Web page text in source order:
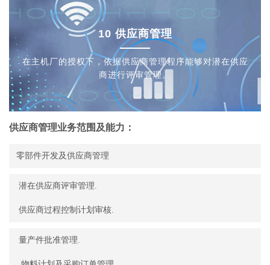
10 供应商管理
在主机厂的授权下，依据供应商管理程序能够对潜在供应
商进行评审管理。
供应商管理业务范围及能力：